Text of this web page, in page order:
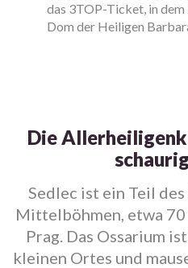
das 3TOP-Ticket, in
Dom der Heiligen
Die
Sedlec ist ein Teil
Mittelböhmen, etwa
Prag. Das Ossarium
kleinen Ortes und